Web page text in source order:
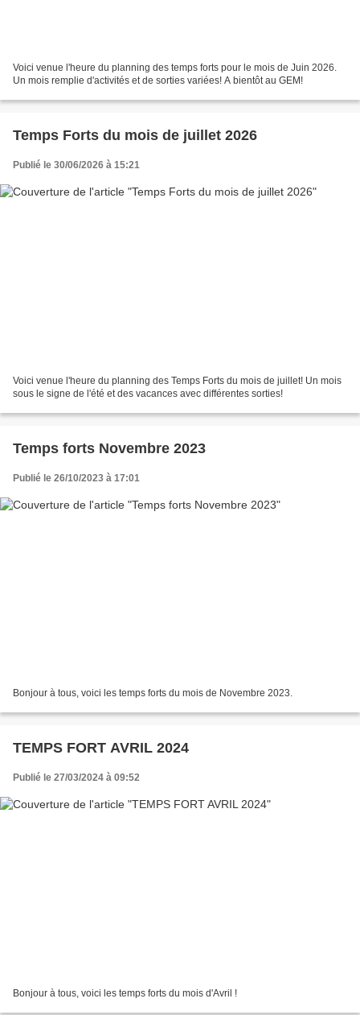
Voici venue l'heure du planning des temps forts pour le mois de Juin 2026.
Un mois remplie d'activités et de sorties variées! A bientôt au GEM!
Temps Forts du mois de juillet 2026
Publié le 30/06/2026 à 15:21
Voici venue l'heure du planning des Temps Forts du mois de juillet! Un mois
sous le signe de l'été et des vacances avec différentes sorties!
Temps forts Novembre 2023
Publié le 26/10/2023 à 17:01
Bonjour à tous, voici les temps forts du mois de Novembre 2023.
TEMPS FORT AVRIL 2024
Publié le 27/03/2024 à 09:52
Bonjour à tous, voici les temps forts du mois d'Avril !